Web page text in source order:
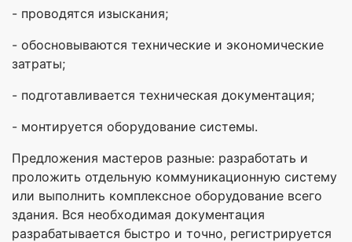
- проводятся изыскания;
- обосновываются технические и экономические
затраты;
- подготавливается техническая документация;
- монтируется оборудование системы.
Предложения мастеров разные: разработать и
проложить отдельную коммуникационную систему
или выполнить комплексное оборудование всего
здания. Вся необходимая документация
разрабатывается быстро и точно, регистрируется